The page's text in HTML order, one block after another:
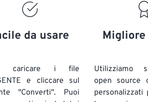
da usare
caricare i file
e cliccare sul
"Converti". Puoi
Utilizziamo
open source
personalizzati